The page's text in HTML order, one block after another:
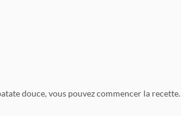
douce, vous pouvez commencer la recette.